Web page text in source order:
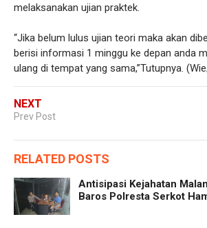
melaksanakan ujian praktek.
“Jika belum lulus ujian teori maka akan
berisi informasi 1 minggu ke depan anda
ulang di tempat yang sama,”Tutupnya.
NEXT
Prev Post
RELATED POSTS
Antisipasi Kejahatan
Baros Polresta Serkot